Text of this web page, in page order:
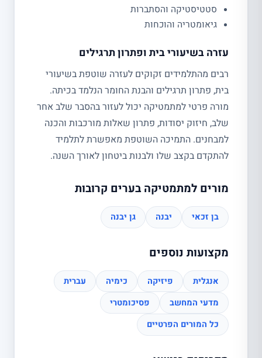
סטטיסטיקה והסתברות
גיאומטריה והוכחות
עזרה בשיעורי בית ופתרון תרגילים
רבים מהתלמידים זקוקים לעזרה שוטפת בשיעורי
בית, פתרון תרגילים והבנת החומר הנלמד בכיתה.
מורה פרטי למתמטיקה יכול לעזור בהסבר שלב אחר
שלב, חיזוק יסודות, פתרון שאלות מורכבות והכנה
למבחנים. התמיכה השוטפת מאפשרת לתלמיד
להתקדם בקצב שלו ולבנות ביטחון לאורך השנה.
מורים למתמטיקה בערים קרובות
בן זכאי יבנה גן יבנה
מקצועות נוספים
אנגלית פיזיקה כימיה
עברית
מדעי המחשב
פסיכומטרי
כל המורים הפרטיים